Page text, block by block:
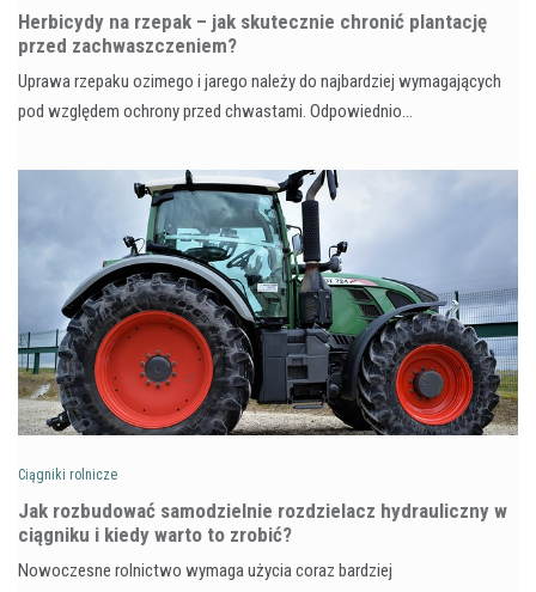
Herbicydy na rzepak – jak skutecznie chronić plantację
przed zachwaszczeniem?
Uprawa rzepaku ozimego i jarego należy do najbardziej wymagających
pod względem ochrony przed chwastami. Odpowiednio…
Ciągniki rolnicze
Jak rozbudować samodzielnie rozdzielacz hydrauliczny w
ciągniku i kiedy warto to zrobić?
Nowoczesne rolnictwo wymaga użycia coraz bardziej